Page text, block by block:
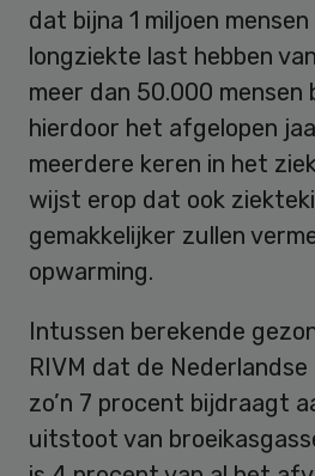
dat bijna 1 miljoen
longziekte last hebben
meer dan 50.000 mensen
hierdoor het afgelopen
meerdere keren in het
wijst erop dat ook
gemakkelijker zullen
opwarming.
Intussen berekende
RIVM dat de
zo’n 7 procent bijdraagt
uitstoot van